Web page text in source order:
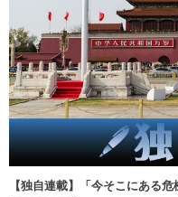
【独自連載】「今そこにある